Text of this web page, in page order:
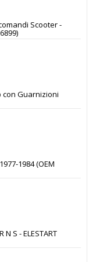
Scooter -
con Guarnizioni
1984 (OEM
S - ELESTART